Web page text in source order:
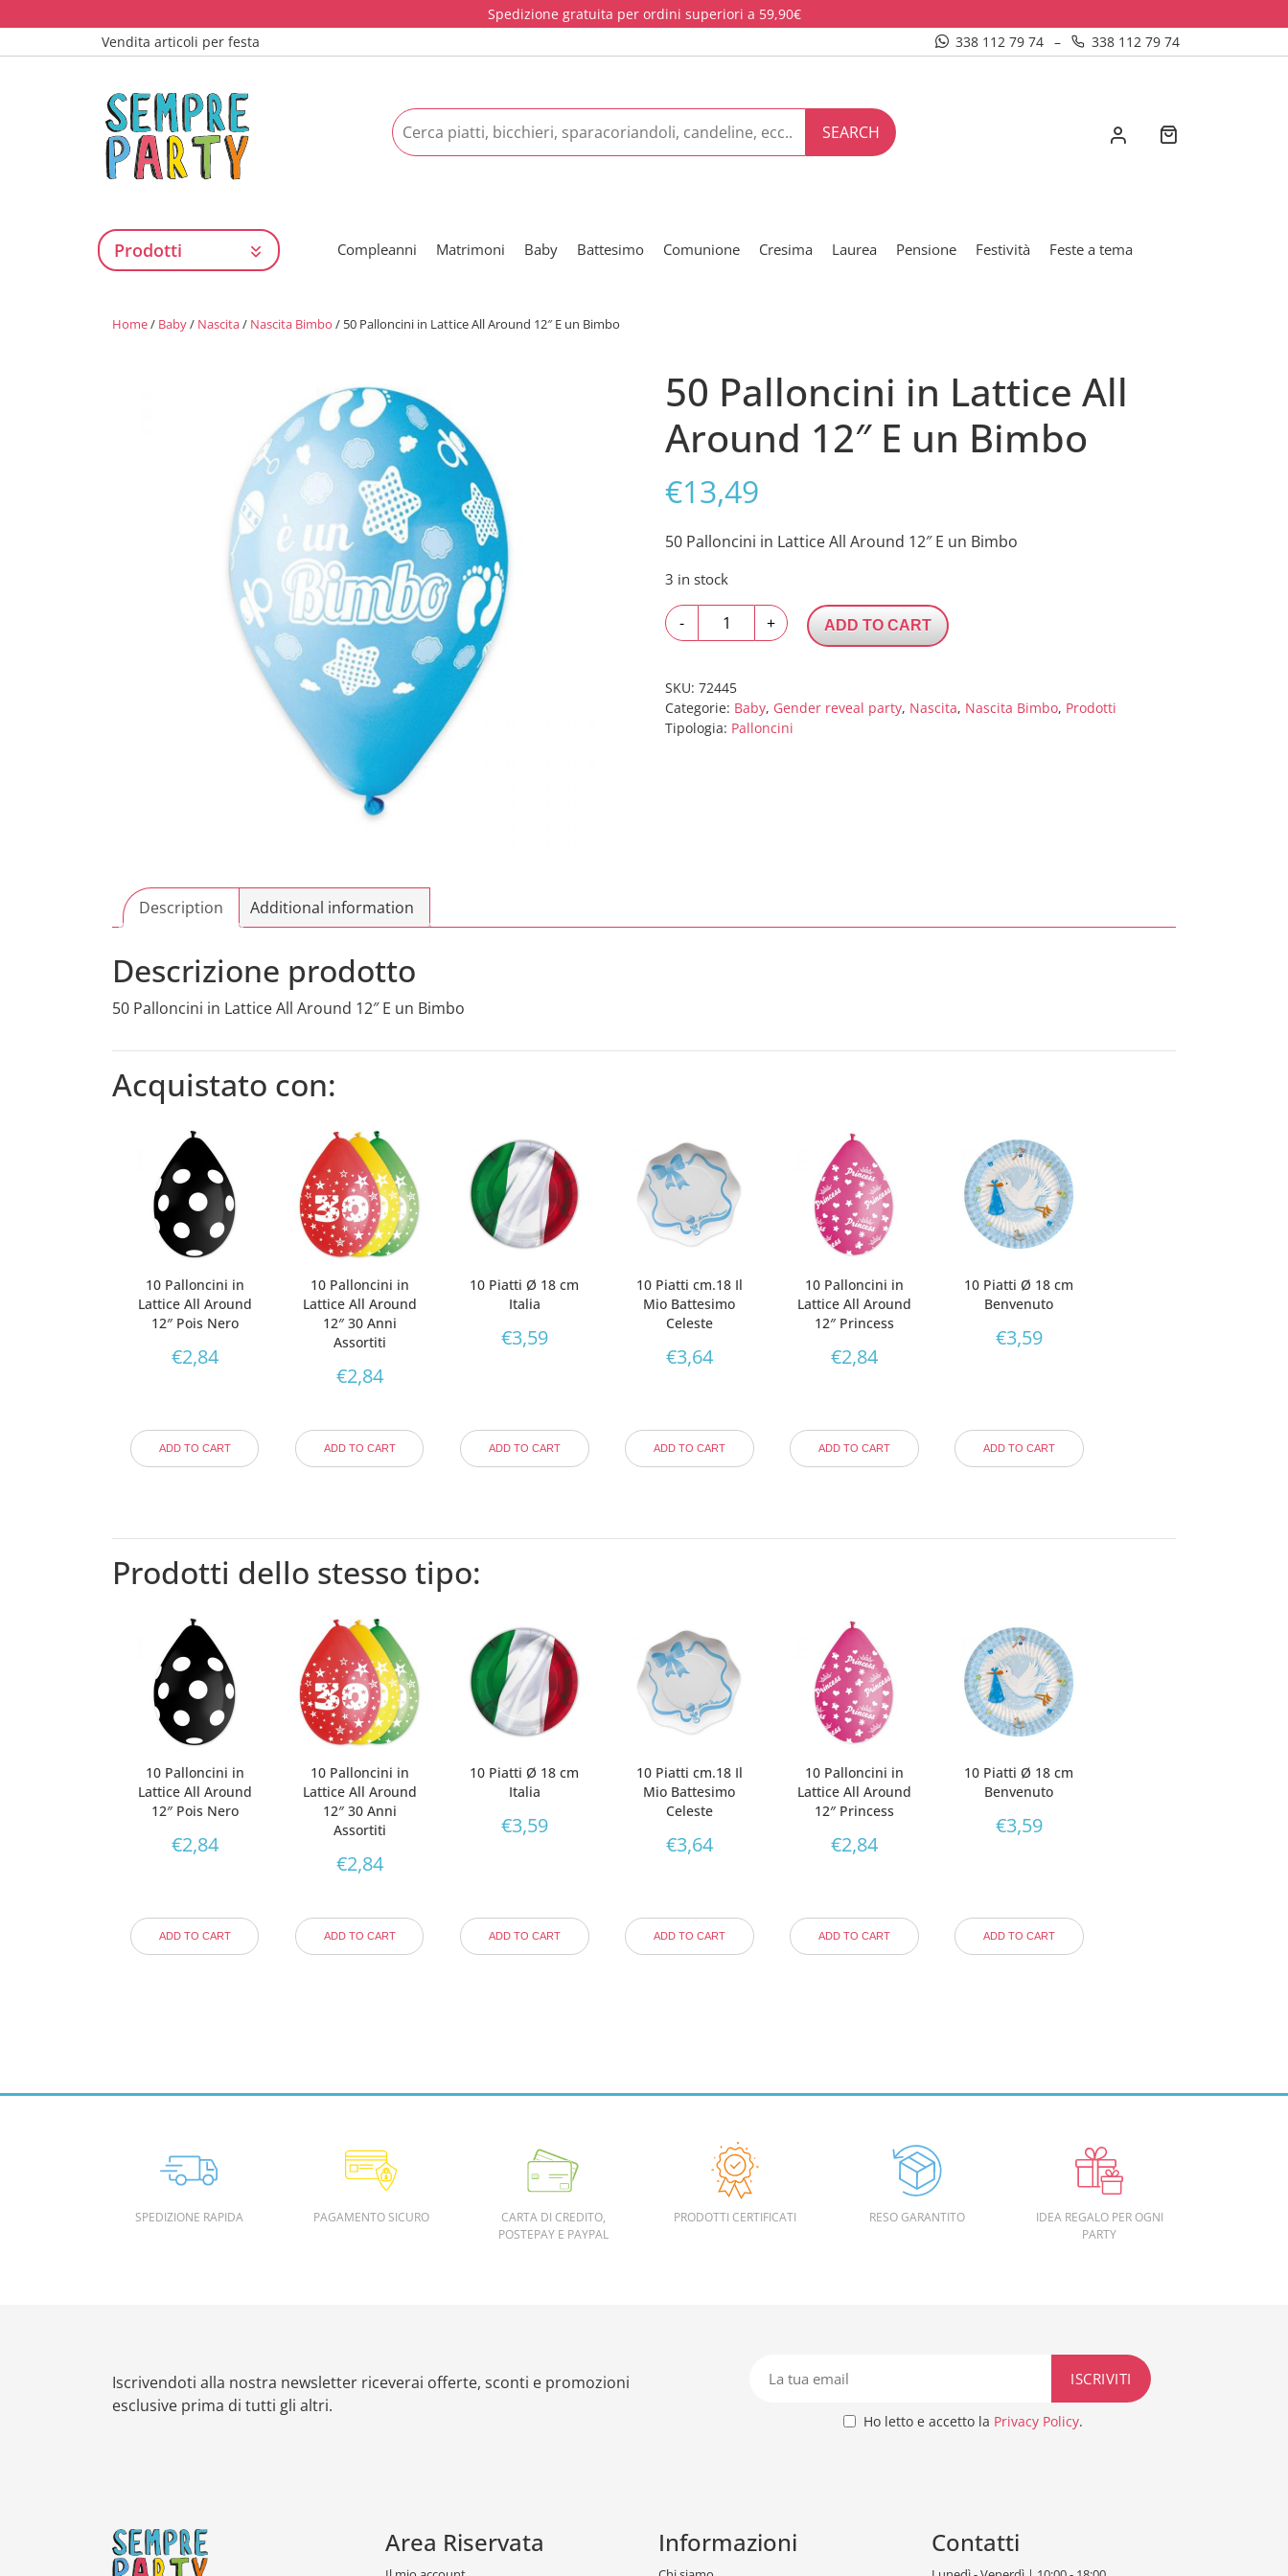
Spedizione gratuita per ordini superiori a 59,90€
Vendita articoli per festa
338 112 79 74 – 338 112 79 74
SEARCH
Prodotti Compleanni Matrimoni Baby Battesimo Comunione Cresima Laurea Pensione Festività Feste a tema
Home/ Baby/ Nascita/ Nascita Bimbo / 50 Palloncini in Lattice All Around 12″ E un Bimbo
50 Palloncini in Lattice All
Around 12″ E un Bimbo
€13,49
50 Palloncini in Lattice All Around 12″ E un Bimbo
3 in stock
-
Palloncini
Lattice
All
Around
+ ADD TO CART
SKU:72445
Categorie: Baby, Gender reveal party, Nascita, Nascita Bimbo, Prodotti
Tipologia: Palloncini
Description Additional information
Descrizione prodotto
50 Palloncini in Lattice All Around 12″ E un Bimbo
Acquistato con:
10 Palloncini in
Lattice All Around
12″ Pois Nero
€2,84
ADD TO CART
10 Palloncini in
Lattice All Around
12″ 30 Anni
Assortiti
€2,84
ADD TO CART
10 Piatti Ø 18 cm
Italia
€3,59
ADD TO CART
10 Piatti cm.18 Il
Mio Battesimo
Celeste
€3,64
ADD TO CART
10 Palloncini in
Lattice All Around
12″ Princess
€2,84
ADD TO CART
10 Piatti Ø 18 cm
Benvenuto
€3,59
ADD TO CART
Prodotti dello stesso tipo:
10 Palloncini in
Lattice All Around
12″ Pois Nero
€2,84
ADD TO CART
10 Palloncini in
Lattice All Around
12″ 30 Anni
Assortiti
€2,84
ADD TO CART
10 Piatti Ø 18 cm
Italia
€3,59
ADD TO CART
10 Piatti cm.18 Il
Mio Battesimo
Celeste
€3,64
ADD TO CART
10 Palloncini in
Lattice All Around
12″ Princess
€2,84
ADD TO CART
10 Piatti Ø 18 cm
Benvenuto
€3,59
ADD TO CART
SPEDIZIONE RAPIDA PAGAMENTO SICURO
CARTA DI CREDITO,
POSTEPAY E PAYPAL
PRODOTTI CERTIFICATI RESO GARANTITO
IDEA REGALO PER OGNI
PARTY
Iscrivendoti alla nostra newsletter riceverai offerte, sconti e promozioni
esclusive prima di tutti gli altri.
Ho letto e accetto la Privacy Policy.
Area Riservata Informazioni Contatti